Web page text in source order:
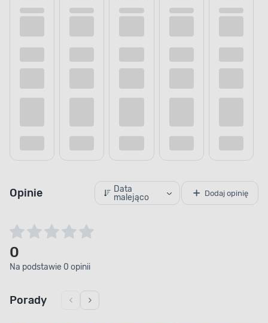
Opinie
Data
malejąco
Dodaj opinię
0
Na podstawie 0 opinii
Porady